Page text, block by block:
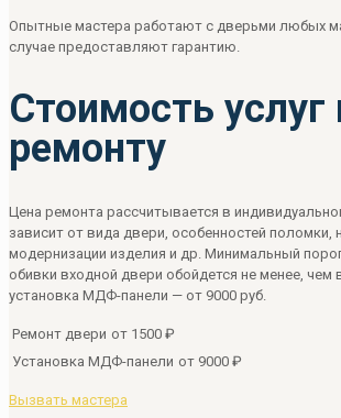
Опытные мастера работают с дверьми любых
случае предоставляют гарантию.
Стоимость услуг
ремонту
Цена ремонта рассчитывается в
зависит от вида двери, особенностей поломки,
модернизации изделия и др. Минимальный
обивки входной двери обойдется не менее, чем
установка МДФ-панели — от 9000 руб.
Ремонт двери от 1500 ₽
Установка МДФ-панели от 9000 ₽
Вызвать мастера